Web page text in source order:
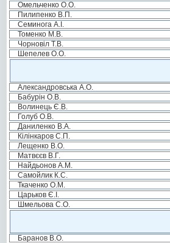
Омельченко О.О.
Пилипенко В.П.
Семинога А.І.
Томенко М.В.
Чорновіл Т.В.
Шепелев О.О.
Александровська А.О.
Бабурін О.В.
Волинець Є.В.
Голуб О.В.
Даниленко В.А.
Кілінкаров С.П.
Лещенко В.О.
Матвєєв В.Г.
Найдьонов А.М.
Самойлик К.С.
Ткаченко О.М.
Царьков Є.І.
Шмельова С.О.
Баранов В.О.